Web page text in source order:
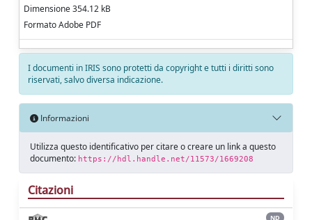
Dimensione 354.12 kB
Formato Adobe PDF
I documenti in IRIS sono protetti da copyright e tutti i diritti sono
riservati, salvo diversa indicazione.
Informazioni
Utilizza questo identificativo per citare o creare un link a questo
documento: https://hdl.handle.net/11573/1669208
Citazioni
ND